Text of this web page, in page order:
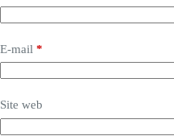
E-mail *
Site web